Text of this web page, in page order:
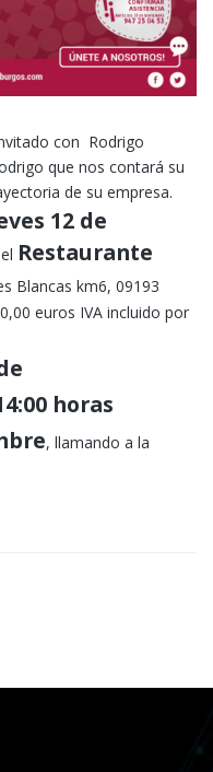
con Rodrigo
que nos contará su
de su empresa.
12 de
Restaurante
Blancas km6, 09193
euros IVA incluido por
horas
, llamando a la